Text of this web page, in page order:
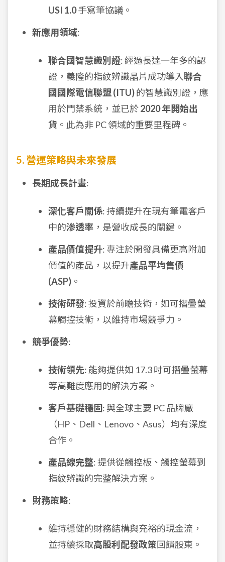
USI 1.0手寫筆協議。
新應用領域:
聯合國智慧識別證: 經過長達一年多的認
證，義隆的指紋辨識晶片成功導入聯合
國國際電信聯盟 (ITU)的智慧識別證，應
用於門禁系統，並已於2020 年開始出
貨 。此為非 PC 領域的重要里程碑。
5. 營運策略與未來發展
長期成長計畫:
深化客戶關係: 持續提升在現有筆電客戶
中的滲透率 ，是營收成長的關鍵。
產品價值提升: 專注於開發具備更高附加
價值的產品，以提升產品平均售價
(ASP) 。
技術研發: 投資於前瞻技術，如可摺疊螢
幕觸控技術，以維持市場競爭力。
競爭優勢:
技術領先: 能夠提供如 17.3 吋可摺疊螢幕
等高難度應用的解決方案。
客戶基礎穩固: 與全球主要 PC 品牌廠
（HP、Dell、Lenovo、Asus）均有深度
合作。
產品線完整: 提供從觸控板、觸控螢幕到
指紋辨識的完整解決方案。
財務策略:
維持穩健的財務結構與充裕的現金流，
並持續採取高股利配發政策回饋股東。